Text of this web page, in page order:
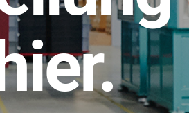
Das innovative
robust, IP-